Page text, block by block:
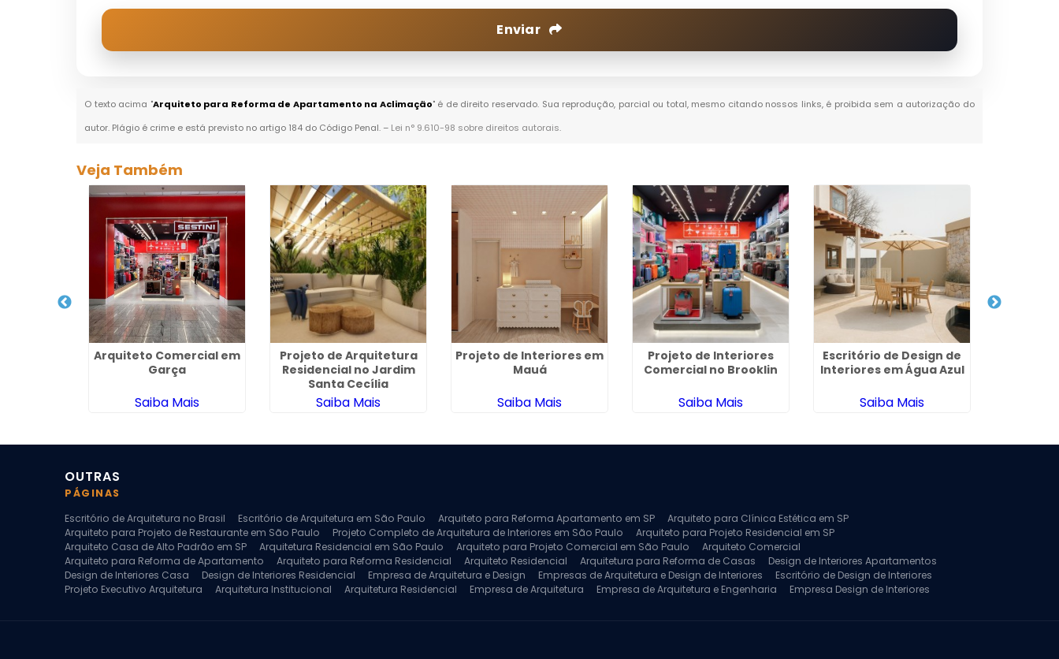
Enviar
O texto acima "Arquiteto para Reforma de Apartamento na Aclimação" é de direito reservado. Sua reprodução, parcial ou total, mesmo citando nossos links, é proibida sem a autorização do
autor. Plágio é crime e está previsto no artigo 184 do Código Penal. – Lei n° 9.610-98 sobre direitos autorais.
Veja Também
Arquiteto Comercial em
Garça
Saiba Mais
Projeto de Arquitetura
Residencial no Jardim
Santa Cecília
Saiba Mais
Projeto de Interiores em
Mauá
Saiba Mais
Projeto de Interiores
Comercial no Brooklin
Saiba Mais
Escritório de Design de
Interiores em Água Azul
Saiba Mais
OUTRAS
PÁGINAS
Escritório de Arquitetura no Brasil
Escritório de Arquitetura em São Paulo Arquiteto para Reforma Apartamento em SP
Arquiteto para Clínica Estética em SP
Arquiteto para Projeto de Restaurante em São Paulo
Projeto Completo de Arquitetura de Interiores em São Paulo
Arquiteto para Projeto Residencial em SP
Arquiteto Casa de Alto Padrão em SP
Arquitetura Residencial em São Paulo Arquiteto para Projeto Comercial em São Paulo
Arquiteto Comercial
Arquiteto para Reforma de Apartamento
Arquiteto para Reforma Residencial Arquiteto Residencial Arquitetura para Reforma de Casas
Design de Interiores Apartamentos
Design de Interiores Casa
Design de Interiores Residencial Empresa de Arquitetura e Design Empresas de Arquitetura e Design de Interiores
Escritório de Design de Interiores
Projeto Executivo Arquitetura
Arquitetura Institucional Arquitetura Residencial Empresa de Arquitetura Empresa de Arquitetura e Engenharia
Empresa Design de Interiores